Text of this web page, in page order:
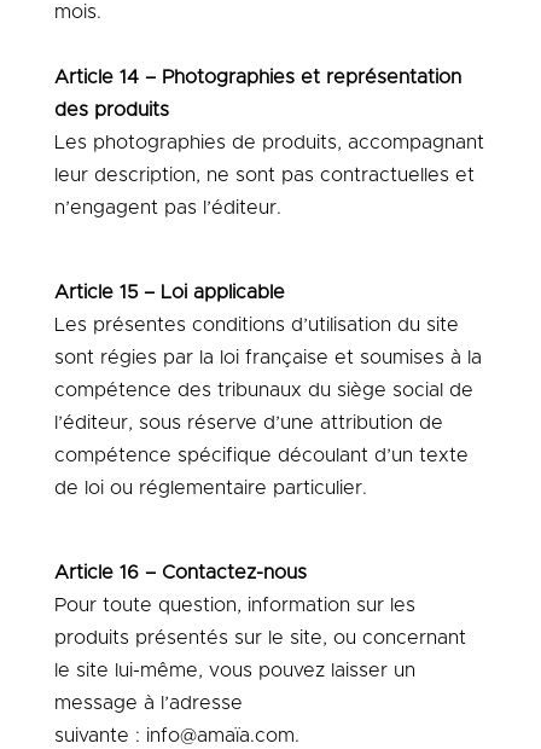
mois.
Article 14 – Photographies et représentation
des produits
Les photographies de produits, accompagnant
leur description, ne sont pas contractuelles et
n’engagent pas l’éditeur.
Article 15 – Loi applicable
Les présentes conditions d’utilisation du site
sont régies par la loi française et soumises à la
compétence des tribunaux du siège social de
l’éditeur, sous réserve d’une attribution de
compétence spécifique découlant d’un texte
de loi ou réglementaire particulier.
Article 16 – Contactez-nous
Pour toute question, information sur les
produits présentés sur le site, ou concernant
le site lui-même, vous pouvez laisser un
message à l’adresse
suivante : info@amaïa.com.